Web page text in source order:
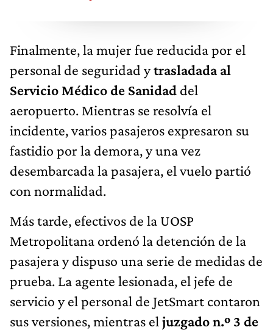
Finalmente, la mujer fue reducida por el
personal de seguridad ytrasladada al
Servicio Médico de Sanidad del
aeropuerto. Mientras se resolvía el
incidente, varios pasajeros expresaron su
fastidio por la demora, y una vez
desembarcada la pasajera, el vuelo partió
con normalidad.
Más tarde, efectivos de la UOSP
Metropolitana ordenó la detención de la
pasajera y dispuso una serie de medidas de
prueba. La agente lesionada, el jefe de
servicio y el personal de JetSmart contaron
sus versiones, mientras el juzgado n.º 3 de